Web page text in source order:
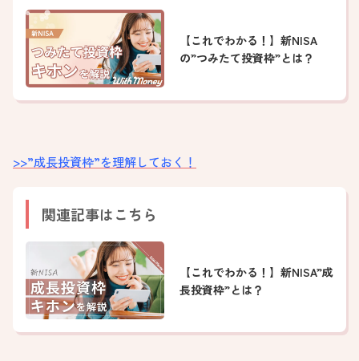
【これでわかる！】新NISA
の”つみたて投資枠”とは？
>>”成長投資枠”を理解しておく！
関連記事はこちら
【これでわかる！】新NISA”成
長投資枠”とは？